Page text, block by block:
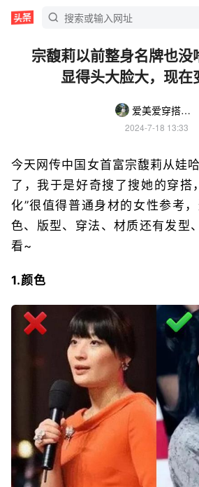
宗馥莉以前整身名牌也没
显得头大脸大，现在
爱美爱穿搭的雨停
2024-7-18 13:33
今天网传中国女首富宗馥莉从娃
了，我于是好奇搜了搜她的穿搭
化”很值得普通身材的女性参考
色、版型、穿法、材质还有发型
看~
1.颜色